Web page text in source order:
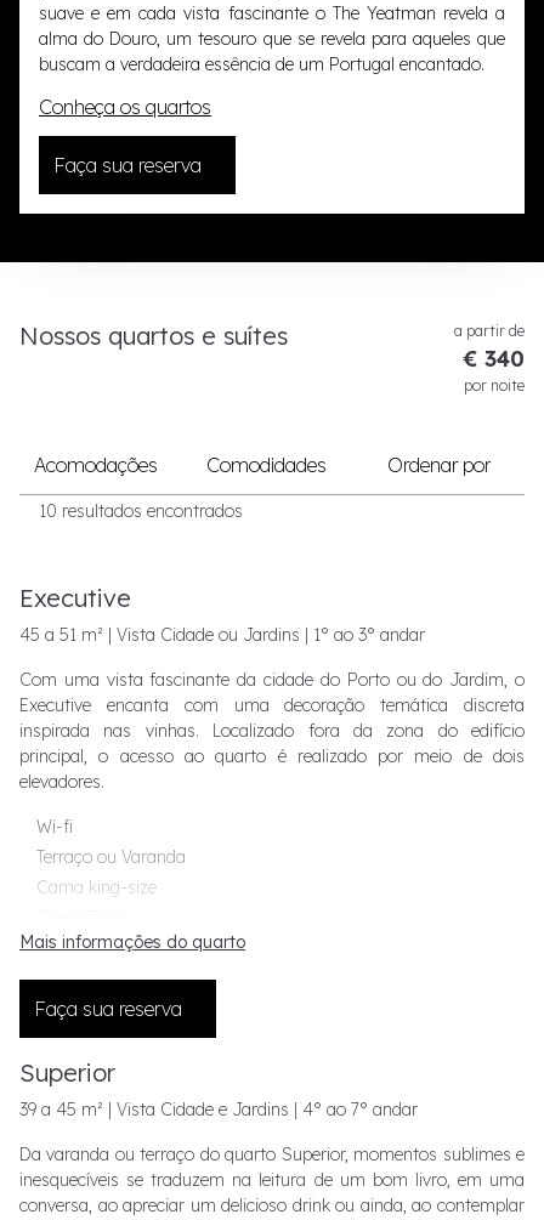
suave e em cada vista fascinante o The Yeatman revela a
alma do Douro, um tesouro que se revela para aqueles que
buscam a verdadeira essência de um Portugal encantado.
Conheça os quartos
Faça sua reserva
Nossos quartos e suítes a partir de
€ 340
por noite
Acomodações Comodidades Ordenar por
10 resultados encontrados
Executive
45 a 51 m² | Vista Cidade ou Jardins | 1° ao 3° andar
Com uma vista fascinante da cidade do Porto ou do Jardim, o
Executive encanta com uma decoração temática discreta
inspirada nas vinhas. Localizado fora da zona do edifício
principal, o acesso ao quarto é realizado por meio de dois
elevadores.
Wi-fi
Terraço ou Varanda
Cama king-size
Chuveiro e banheira separados
Mesa de trabalho
Amenidades de banho de luxo
Mais informações do quarto
Faça sua reserva
Superior
39 a 45 m² | Vista Cidade e Jardins | 4° ao 7° andar
Da varanda ou terraço do quarto Superior, momentos sublimes e
inesquecíveis se traduzem na leitura de um bom livro, em uma
conversa, ao apreciar um delicioso drink ou ainda, ao contemplar